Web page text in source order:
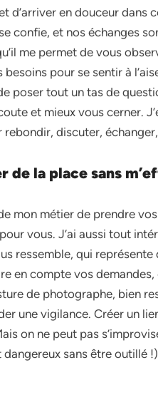
d’arriver en douceur dans
confie, et nos échanges
me permet de vous
besoins pour se sentir à
poser tout un tas de
et mieux vous cerner.
discuter,
de la place sans
mon métier de prendre
vous. J’ai aussi tout
ressemble, qui
en compte vos
de photographe, bien
une vigilance. Créer un
on ne peut pas
dangereux sans être outillé